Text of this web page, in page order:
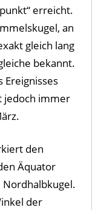
erreicht.
an
gleich lang
bekannt.
Ereignisses
jedoch immer
den
Äquator
Nordhalbkugel.
der